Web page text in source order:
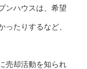
ンハウスは、希望
ったりするなど、
売却活動を知られ